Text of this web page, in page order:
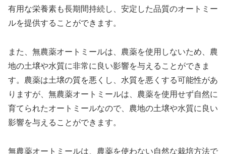
有用な栄養素も長期間持続し、安定した品質のオートミー
ルを提供することができます。
また、無農薬オートミールは、農薬を使用しないため、農
地の土壌や水質に非常に良い影響を与えることができま
す。農薬は土壌の質を悪くし、水質を悪くする可能性があ
りますが、無農薬オートミールは、農薬を使用せず自然に
育てられたオートミールなので、農地の土壌や水質に良い
影響を与えることができます。
無農薬オートミールは、農薬を使わない自然な栽培方法で